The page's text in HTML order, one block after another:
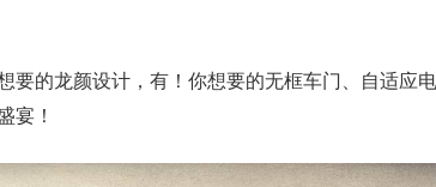
要的龙颜设计，有！你想要的无框车门、自适应
宴！